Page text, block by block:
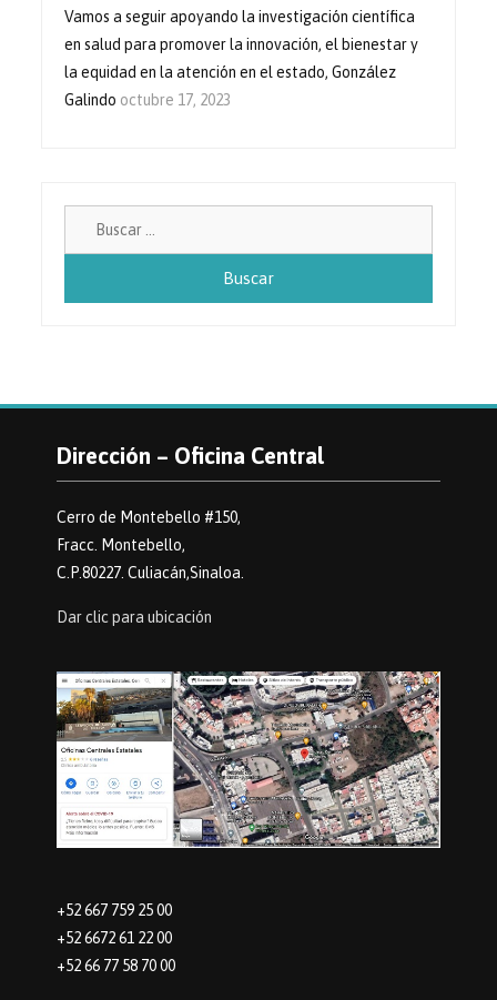
Vamos a seguir apoyando la investigación científica
en salud para promover la innovación, el bienestar y
la equidad en la atención en el estado, González
Galindo octubre 17, 2023
Dirección – Oficina Central
Cerro de Montebello #150,
Fracc. Montebello,
C.P.80227. Culiacán,Sinaloa.
Dar clic para ubicación
+52 667 759 25 00
+52 6672 61 22 00
+52 66 77 58 70 00